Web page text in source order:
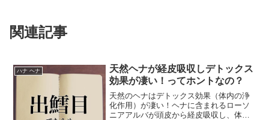
関連記事
ハナ ヘナ
天然ヘナが経皮吸収しデトックス
効果が凄い！ってホントなの？
天然のヘナはデトックス効果（体内の浄
化作用）が凄い！ヘナに含まれるローソ
ニアアルバが頭皮から経皮吸収し、体内